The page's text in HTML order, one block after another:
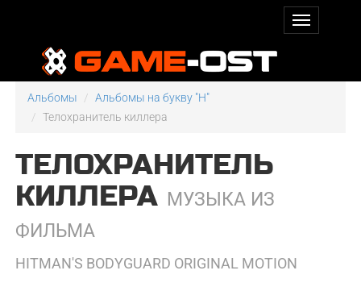
Альбомы
Альбомы на букву "H"
Телохранитель киллера
ТЕЛОХРАНИТЕЛЬ
КИЛЛЕРА МУЗЫКА ИЗ
ФИЛЬМА
HITMAN'S BODYGUARD ORIGINAL MOTION